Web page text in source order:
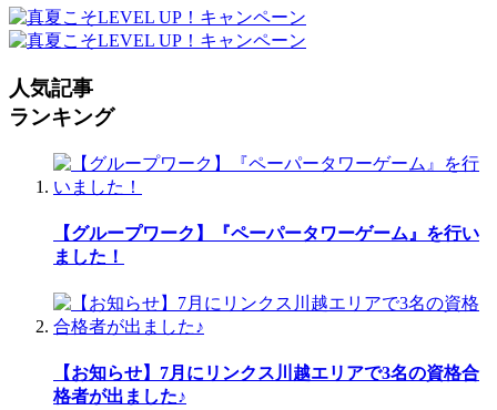
人気記事
ランキング
【グループワーク】『ペーパータワーゲーム』を行い
ました！
【お知らせ】7月にリンクス川越エリアで3名の資格合
格者が出ました♪